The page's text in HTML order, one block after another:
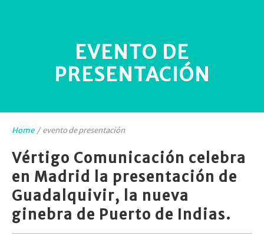
EVENTO DE
PRESENTACIÓN
Home /evento de presentación
Vértigo Comunicación celebra
en Madrid la presentación de
Guadalquivir, la nueva
ginebra de Puerto de Indias.